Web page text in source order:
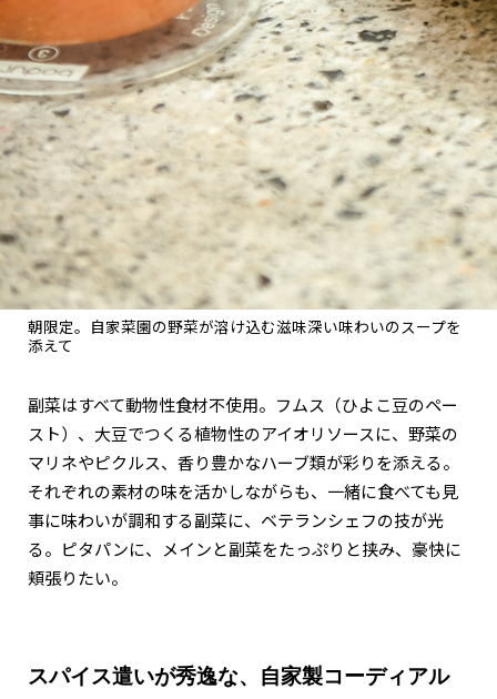
朝限定。自家菜園の野菜が溶け込む滋味深い味わいのスープを
添えて
副菜はすべて動物性食材不使用。フムス（ひよこ豆のペー
スト）、大豆でつくる植物性のアイオリソースに、野菜の
マリネやピクルス、香り豊かなハーブ類が彩りを添える。
それぞれの素材の味を活かしながらも、一緒に食べても見
事に味わいが調和する副菜に、ベテランシェフの技が光
る。ピタパンに、メインと副菜をたっぷりと挟み、豪快に
頬張りたい。
スパイス遣いが秀逸な、自家製コーディアル